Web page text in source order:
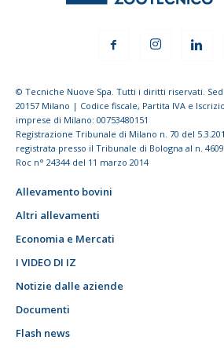
© Tecniche Nuove Spa. Tutti i diritti riservati.
20157 Milano | Codice fiscale, Partita IVA e
imprese di Milano: 00753480151
Registrazione Tribunale di Milano n. 70 del
registrata presso il Tribunale di Bologna al n.
Roc n° 24344 del 11 marzo 2014
Allevamento bovini
Altri allevamenti
Economia e Mercati
I VIDEO DI IZ
Notizie dalle aziende
Documenti
Flash news